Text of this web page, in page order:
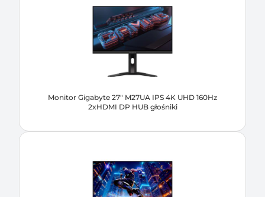
Monitor Gigabyte 27" M27UA IPS 4K UHD 160Hz
2xHDMI DP HUB głośniki